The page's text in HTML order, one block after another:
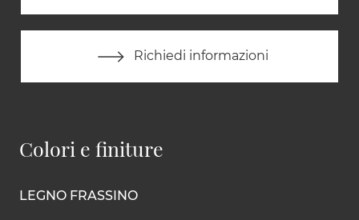
Richiedi informazioni
Colori e finiture
LEGNO FRASSINO